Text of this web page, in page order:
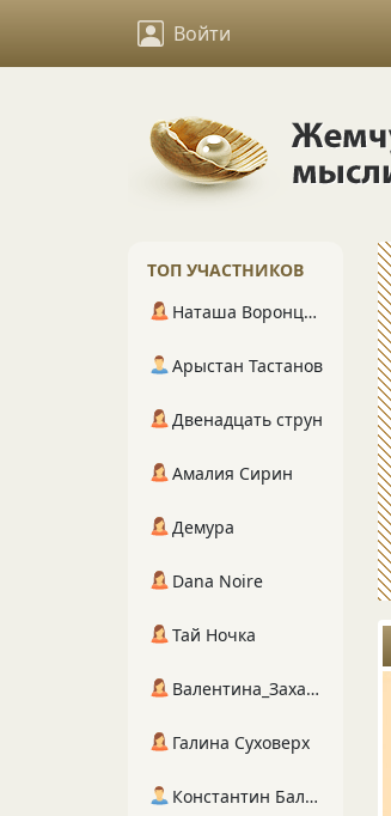
Войти
ТОП УЧАСТНИКОВ
Наташа Воронцова
Арыстан Тастанов
Двенадцать струн
Амалия Сирин
Демура
Dana Noire
Тай Ночка
Валентина_Захарова
Галина Суховерх
Константин Балухта